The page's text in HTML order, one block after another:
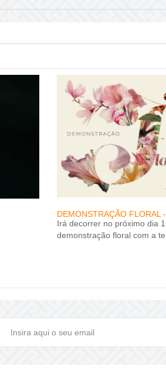
DEMONSTRAÇÃO FLORAL
Irá decorrer no próximo dia
demonstração floral com a